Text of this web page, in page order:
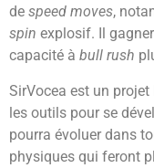
de speed moves,
spin explosif. Il
capacité à bull rush
SirVocea est un
les outils pour se
pourra évoluer dans
physiques qui feront